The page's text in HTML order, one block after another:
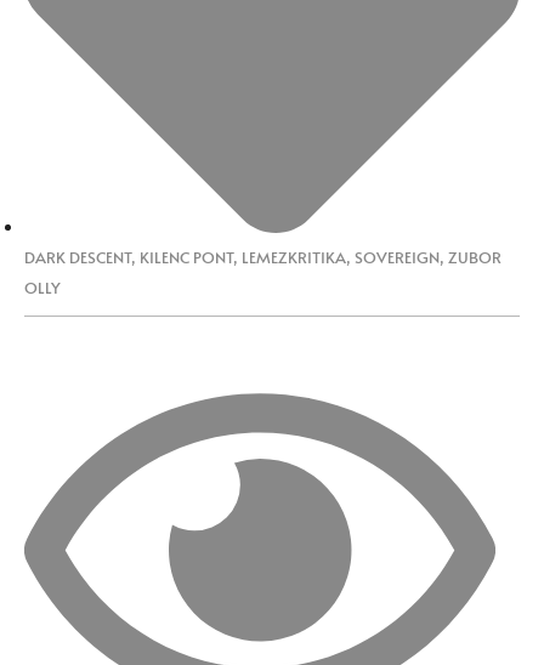
DARK DESCENT, KILENC PONT, LEMEZKRITIKA, SOVEREIGN, ZUBOR
OLLY